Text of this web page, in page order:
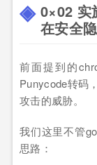
0×02 实
在安全
前面提到的
Punycode转码
攻击的威胁。
我们这里不管
思路：